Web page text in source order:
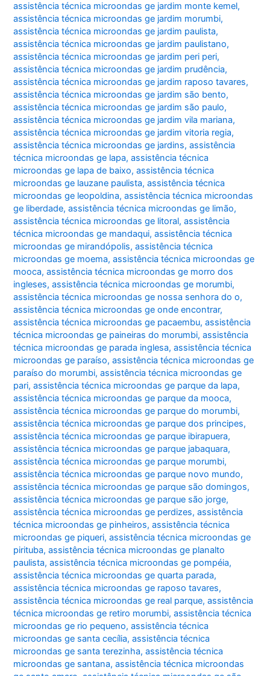
assistência técnica microondas ge jardim monte kemel,
assistência técnica microondas ge jardim morumbi,
assistência técnica microondas ge jardim paulista,
assistência técnica microondas ge jardim paulistano,
assistência técnica microondas ge jardim peri peri,
assistência técnica microondas ge jardim prudência,
assistência técnica microondas ge jardim raposo tavares,
assistência técnica microondas ge jardim são bento,
assistência técnica microondas ge jardim são paulo,
assistência técnica microondas ge jardim vila mariana,
assistência técnica microondas ge jardim vitoria regia,
assistência técnica microondas ge jardins,assistência
técnica microondas ge lapa,assistência técnica
microondas ge lapa de baixo,assistência técnica
microondas ge lauzane paulista,assistência técnica
microondas ge leopoldina,assistência técnica microondas
ge liberdade,assistência técnica microondas ge limão,
assistência técnica microondas ge litoral,assistência
técnica microondas ge mandaqui,assistência técnica
microondas ge mirandópolis,assistência técnica
microondas ge moema,assistência técnica microondas ge
mooca,assistência técnica microondas ge morro dos
ingleses,assistência técnica microondas ge morumbi,
assistência técnica microondas ge nossa senhora do o,
assistência técnica microondas ge onde encontrar,
assistência técnica microondas ge pacaembu,assistência
técnica microondas ge paineiras do morumbi,assistência
técnica microondas ge parada inglesa,assistência técnica
microondas ge paraíso,assistência técnica microondas ge
paraíso do morumbi,assistência técnica microondas ge
pari,assistência técnica microondas ge parque da lapa,
assistência técnica microondas ge parque da mooca,
assistência técnica microondas ge parque do morumbi,
assistência técnica microondas ge parque dos principes,
assistência técnica microondas ge parque ibirapuera,
assistência técnica microondas ge parque jabaquara,
assistência técnica microondas ge parque morumbi,
assistência técnica microondas ge parque novo mundo,
assistência técnica microondas ge parque são domingos,
assistência técnica microondas ge parque são jorge,
assistência técnica microondas ge perdizes,assistência
técnica microondas ge pinheiros,assistência técnica
microondas ge piqueri,assistência técnica microondas ge
pirituba,assistência técnica microondas ge planalto
paulista,assistência técnica microondas ge pompéia,
assistência técnica microondas ge quarta parada,
assistência técnica microondas ge raposo tavares,
assistência técnica microondas ge real parque,assistência
técnica microondas ge retiro morumbi,assistência técnica
microondas ge rio pequeno,assistência técnica
microondas ge santa cecília,assistência técnica
microondas ge santa terezinha,assistência técnica
microondas ge santana,assistência técnica microondas